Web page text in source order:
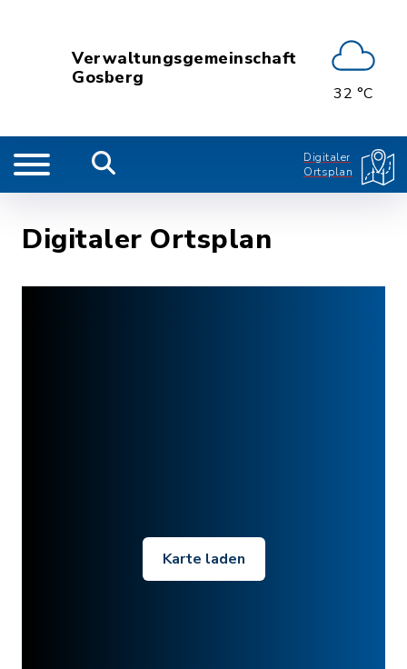
Verwaltungsgemeinschaft
Gosberg
32 °C
Digitaler
Ortsplan
Digitaler Ortsplan
Karte laden